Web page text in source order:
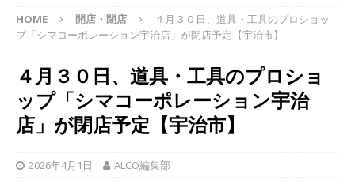
HOME 開店・閉店
４月３０日、道具・工具のプロショッ
プ「シマコーポレーション宇治店」が閉店予定【宇治市】
４月３０日、道具・工具のプロショ
ップ「シマコーポレーション宇治
店」が閉店予定【宇治市】
2026年4月1日 ALCO編集部